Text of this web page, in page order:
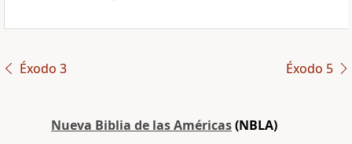
Éxodo 3 Éxodo 5
Nueva Biblia de las Américas(NBLA)